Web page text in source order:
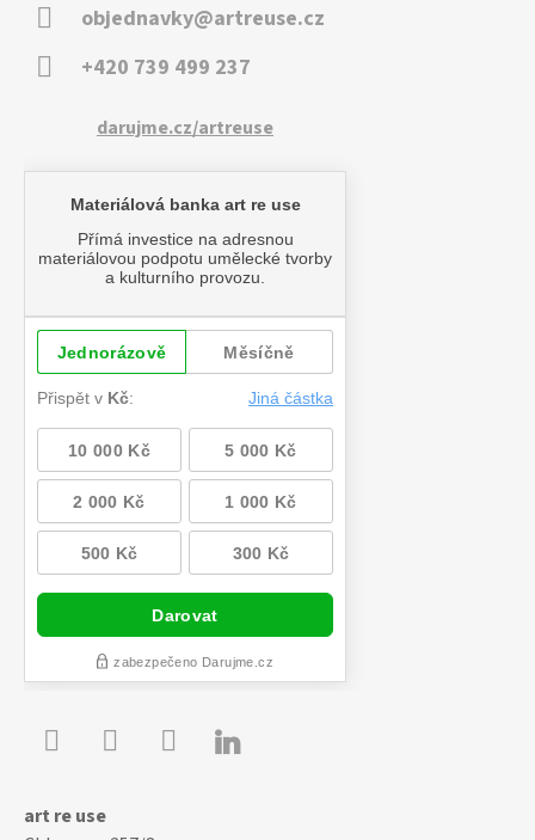
objednavky@artreuse.cz
+420 739 499 237
darujme.cz/artreuse

art re use